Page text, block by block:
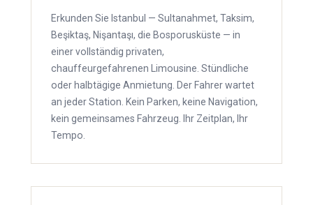
Erkunden Sie Istanbul — Sultanahmet, Taksim,
Beşiktaş, Nişantaşı, die Bosporusküste — in
einer vollständig privaten,
chauffeurgefahrenen Limousine. Stündliche
oder halbtägige Anmietung. Der Fahrer wartet
an jeder Station. Kein Parken, keine Navigation,
kein gemeinsames Fahrzeug. Ihr Zeitplan, Ihr
Tempo.